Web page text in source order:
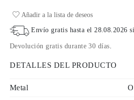
Añadir a la lista de deseos
Envío gratis hasta el28.08.2026
Devolución gratis durante 30 días.
DETALLES DEL PRODUCTO
Metal